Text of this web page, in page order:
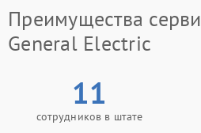
Преимущества
General Electric
11
сотрудников в штате